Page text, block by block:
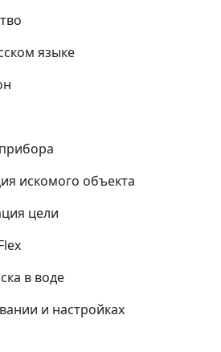
языке
искомого объекта
цели
в воде
и настройках